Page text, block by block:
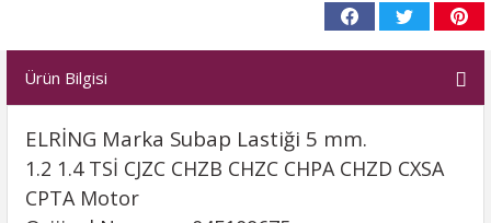
Ürün Bilgisi
ELRİNG Marka Subap Lastiği 5 mm.
1.2 1.4 TSİ CJZC CHZB CHZC CHPA CHZD CXSA
CPTA Motor